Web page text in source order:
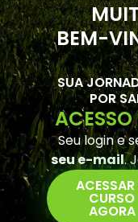
BEM-
SUA
POR
Seu login e
seu e-mail.
CURSO
AGORA